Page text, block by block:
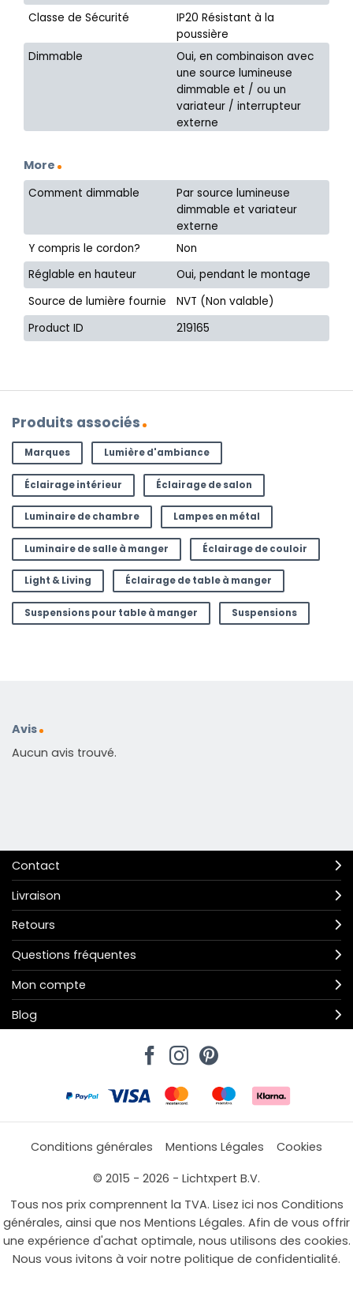
Classe de Sécurité
IP20 Résistant à la
poussière
Dimmable
Oui, en combinaison avec
une source lumineuse
dimmable et / ou un
variateur / interrupteur
externe
More
Comment dimmable
Par source lumineuse
dimmable et variateur
externe
Y compris le cordon?
Non
Réglable en hauteur
Oui, pendant le montage
Source de lumière fournie
NVT (Non valable)
Product ID
219165
Produits associés
Marques Lumière d'ambiance
Éclairage intérieur Éclairage de salon
Luminaire de chambre Lampes en métal
Luminaire de salle à manger Éclairage de couloir
Light & Living Éclairage de table à manger
Suspensions pour table à manger Suspensions
Avis
Aucun avis trouvé.
Contact
Livraison
Retours
Questions fréquentes
Mon compte
Blog
Conditions générales Mentions Légales
Cookies
© 2015 - 2026 - Lichtxpert B.V.
Tous nos prix comprennent la TVA. Lisez ici nos Conditions
générales, ainsi que nos Mentions Légales. Afin de vous offrir
une expérience d'achat optimale, nous utilisons des cookies.
Nous vous ivitons à voir notre politique de confidentialité.